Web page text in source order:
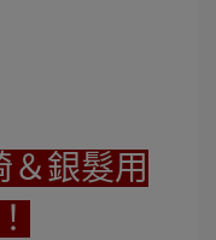
＆銀髮用